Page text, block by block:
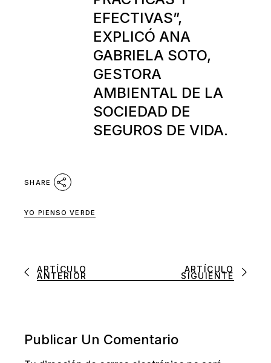
EFECTIVAS”,
EXPLICÓ ANA
GABRIELA SOTO,
GESTORA
AMBIENTAL DE LA
SOCIEDAD DE
SEGUROS DE VIDA.
SHARE
YO PIENSO VERDE
ARTÍCULO
ANTERIOR
ARTÍCULO
SIGUIENTE
Publicar Un Comentario